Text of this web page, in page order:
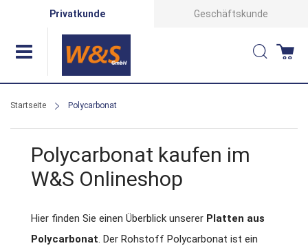
Privatkunde Geschäftskunde
Suche
Startseite Polycarbonat
Polycarbonat kaufen im
W&S Onlineshop
Hier finden Sie einen Überblick unserer Platten aus
Polycarbonat. Der Rohstoff Polycarbonat ist ein